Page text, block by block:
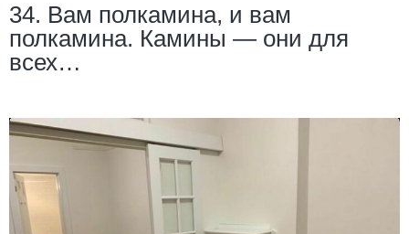
34. Вам полкамина, и вам
полкамина. Камины — они для
всех…